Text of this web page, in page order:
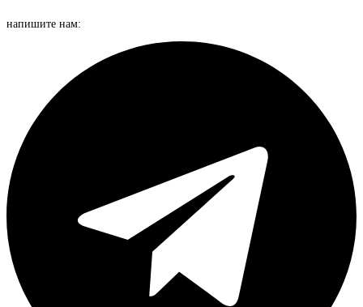
напишите нам: